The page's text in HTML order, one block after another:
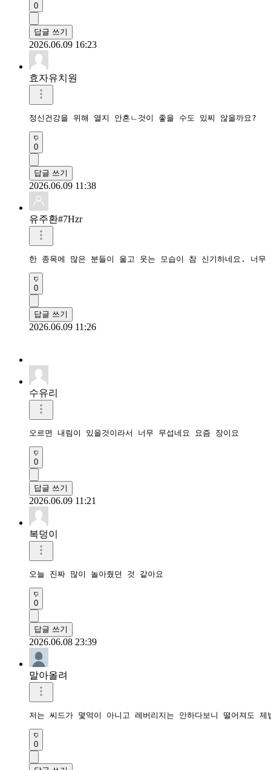
0
답글 쓰기
2026.06.09 16:23
효자유치원
정신건강을 위해 열지 안흔ㄴ것이 좋을 수도 있찌 않을까요?
0
답글 쓰기
2026.06.09 11:38
유주환#7Hzr
한 종목에 많은 분들이 울고 웃는 모습이 참 신기하네요. 너무
0
답글 쓰기
2026.06.09 11:26
수유리
오르면 내림이 있을것이라서 너무 무섭네요 요즘 장이요
0
답글 쓰기
2026.06.09 11:21
복덩이
오늘 진짜 많이 놀아줬던 것 같아요
0
답글 쓰기
2026.06.08 23:39
말아올려
저는 씨드가 몇억이 아니고 레버리지는 안하다보니 떨어져도 제
0